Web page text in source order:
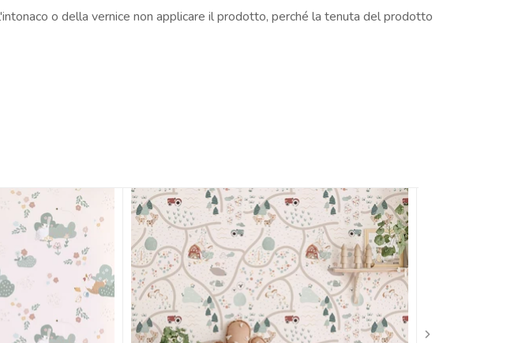
o della vernice non applicare il prodotto, perché la tenuta del prodotto